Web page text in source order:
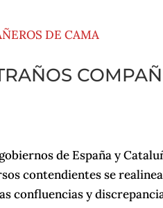
de España y
contendientes se
confluencias y